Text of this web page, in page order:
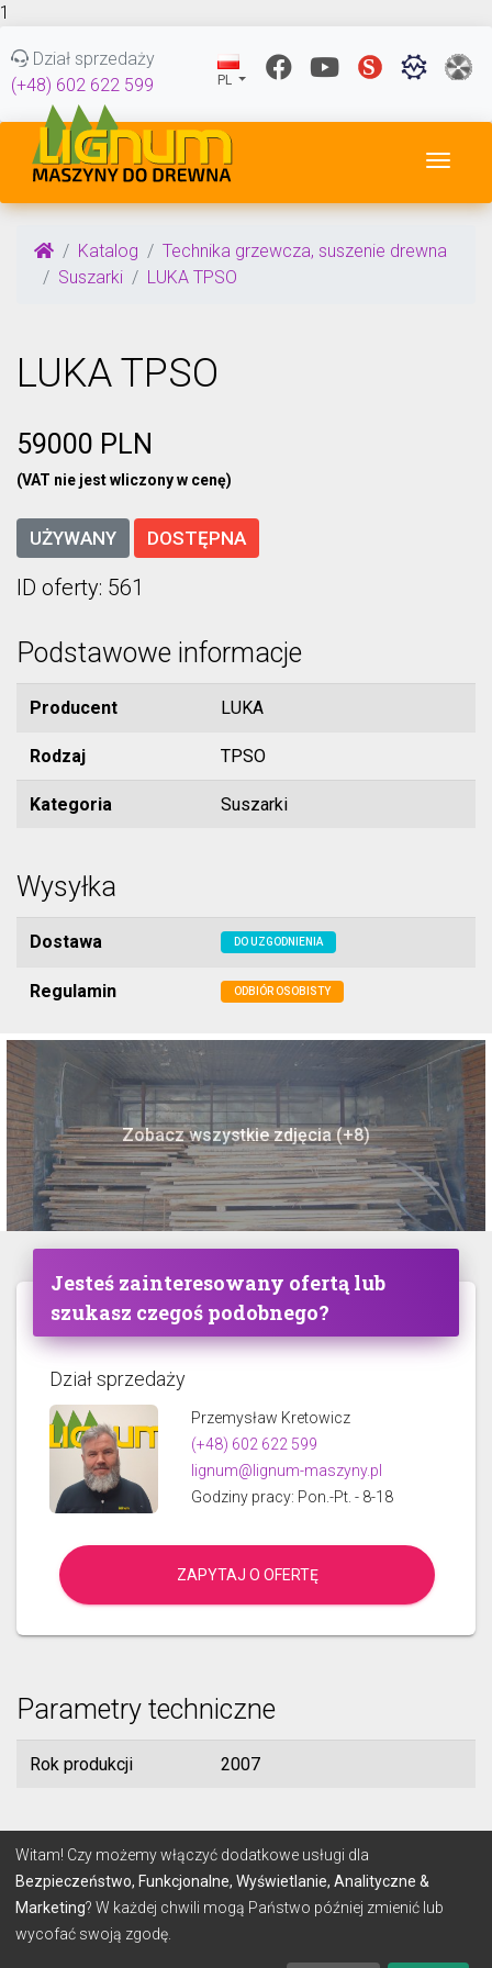
1
Dział sprzedaży
(+48) 602 622 599
PL
Katalog
Technika grzewcza, suszenie drewna
Suszarki
LUKA TPSO
LUKA TPSO
59000 PLN
(VAT nie jest wliczony w cenę)
UŻYWANY DOSTĘPNA
ID oferty: 561
Podstawowe informacje
Producent LUKA
Rodzaj TPSO
Kategoria Suszarki
Wysyłka
Dostawa DO UZGODNIENIA
Regulamin ODBIÓR OSOBISTY
Zobacz wszystkie zdjęcia (+8)
Jesteś zainteresowany ofertą lub
szukasz czegoś podobnego?
Dział sprzedaży
Przemysław Kretowicz
(+48) 602 622 599
lignum@lignum-maszyny.pl
Godziny pracy: Pon.-Pt. - 8-18
ZAPYTAJ O OFERTĘ
Parametry techniczne
Rok produkcji 2007
© 2026 Lignum
REGULAMIN POLITYKA PRYWATNOŚCI
Witam! Czy możemy włączyć dodatkowe usługi dla
Bezpieczeństwo, Funkcjonalne, Wyświetlanie, Analityczne &
Marketing? W każdej chwili mogą Państwo później zmienić lub
wycofać swoją zgodę.